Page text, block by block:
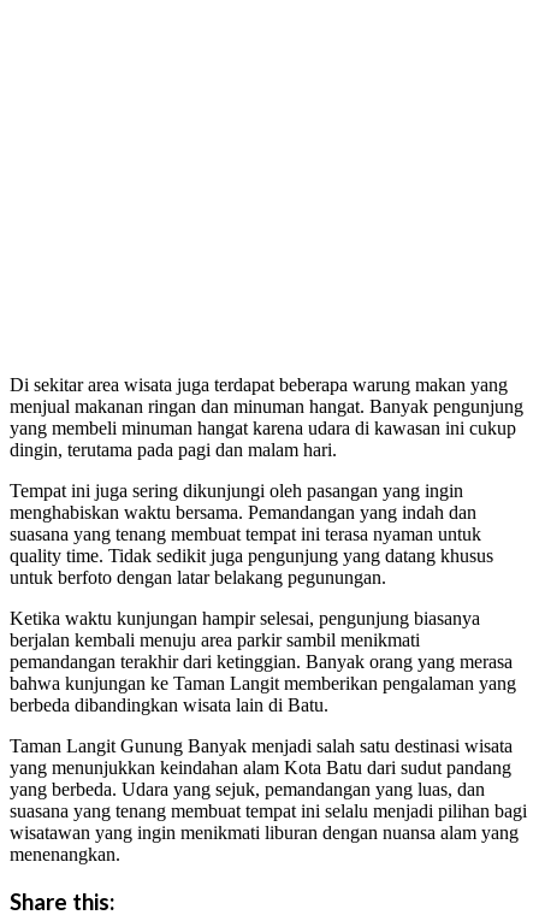
Di sekitar area wisata juga terdapat beberapa warung makan yang
menjual makanan ringan dan minuman hangat. Banyak pengunjung
yang membeli minuman hangat karena udara di kawasan ini cukup
dingin, terutama pada pagi dan malam hari.
Tempat ini juga sering dikunjungi oleh pasangan yang ingin
menghabiskan waktu bersama. Pemandangan yang indah dan
suasana yang tenang membuat tempat ini terasa nyaman untuk
quality time. Tidak sedikit juga pengunjung yang datang khusus
untuk berfoto dengan latar belakang pegunungan.
Ketika waktu kunjungan hampir selesai, pengunjung biasanya
berjalan kembali menuju area parkir sambil menikmati
pemandangan terakhir dari ketinggian. Banyak orang yang merasa
bahwa kunjungan ke Taman Langit memberikan pengalaman yang
berbeda dibandingkan wisata lain di Batu.
Taman Langit Gunung Banyak menjadi salah satu destinasi wisata
yang menunjukkan keindahan alam Kota Batu dari sudut pandang
yang berbeda. Udara yang sejuk, pemandangan yang luas, dan
suasana yang tenang membuat tempat ini selalu menjadi pilihan bagi
wisatawan yang ingin menikmati liburan dengan nuansa alam yang
menenangkan.
Share this: